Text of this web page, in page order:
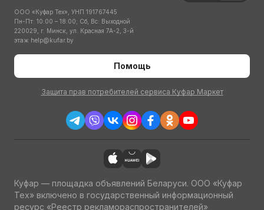
ООО «Куфар Тех», УНП 191767445
Пн-Пт: 10:00 – 18:00; Сб, Вс: Выходной
220029, г. Минск, ул. Красная 7А-2, 3-й
этаж help@kufar.by
Помощь
Защита прав потребителей сервиса Куфар Маркет
Куфар — площадка объявлений Беларуси. ООО «Куфар
Тех» включено в государственный информационный
ресурс «Реестр рекламораспространителей»